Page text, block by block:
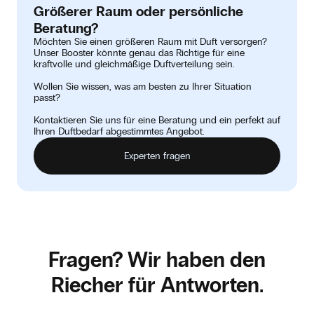
Größerer Raum oder persönliche
Beratung?
Möchten Sie einen größeren Raum mit Duft versorgen?
Unser Booster könnte genau das Richtige für eine
kraftvolle und gleichmäßige Duftverteilung sein.
Wollen Sie wissen, was am besten zu Ihrer Situation
passt?
Kontaktieren Sie uns für eine Beratung und ein perfekt auf
Ihren Duftbedarf abgestimmtes Angebot.
Experten fragen
Fragen? Wir haben den
Riecher für Antworten.